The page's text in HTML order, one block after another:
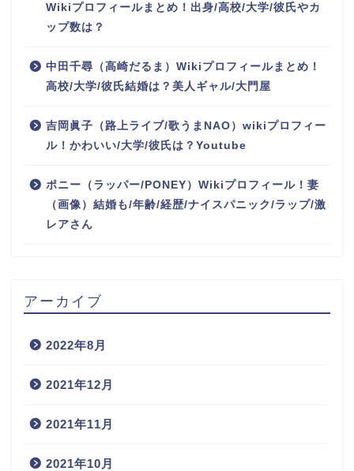
Wikiプロフィールまとめ！出身/高校/大学/彼氏やカ
ップ数は？
中田千尋（高崎だるま）Wikiプロフィールまとめ！
高校/大学/彼氏結婚は？美人ギャル/大門屋
吉岡眞子（路上ライブ/歌うまNAO）wikiプロフィー
ル！かわいい/大学/彼氏は？Youtube
ポニー（ラッパー/PONEY）Wikiプロフィール！妻
（画像）結婚も/年齢/経歴/ナイスパニック/ラップ/激
レアさん
アーカイブ
2022年8月
2021年12月
2021年11月
2021年10月